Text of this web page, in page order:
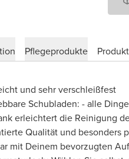
Pflegeprodukte
und sehr verschleißfest
Schubladen: - alle
erleichtert die Reinigung
Qualität und besonders
mit Deinem bevorzugten